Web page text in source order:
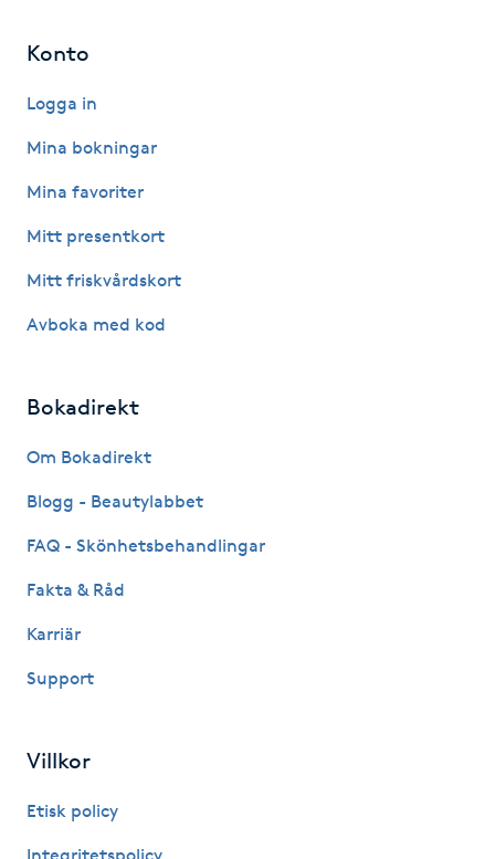
LPG
LPG-behandling
Luggklippning
M
Makeup
Manikyr & Pedikyr
Medial vägledning
Medicinsk massage
Meditation
Medium
Konto
Logga in
Mina bokningar
Mina favoriter
Mitt presentkort
Mitt friskvårdskort
Avboka med kod
Bokadirekt
Om Bokadirekt
Blogg - Beautylabbet
FAQ - Skönhetsbehandlingar
Fakta & Råd
Karriär
Support
Villkor
Etisk policy